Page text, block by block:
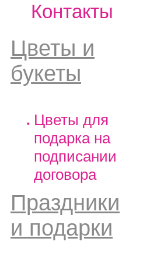
Контакты
Цветы и
букеты
Цветы для
подарка на
подписании
договора
Праздники
и подарки